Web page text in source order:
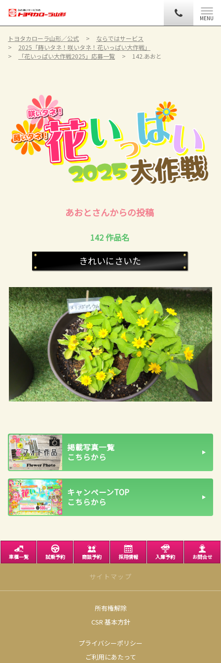
MENU
トヨタカローラ山形／公式
ならではサービス
2025「蒔いタネ！咲いタネ！花いっぱい大作戦」
「花いっぱい大作戦2025」応募一覧
142.あおと
142 作品名
きれいにさいた
あおとさんからの投稿
掲載写真一覧
こちらから
キャンペーンTOP
こちらから
車種一覧 試乗予約 商談予約 採用情報 入庫予約 お問合せ
サイトマップ
所有権解除
CSR 基本方針
プライバシーポリシー
ご利用にあたって